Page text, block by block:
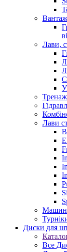
Лави,
Лави
Диски для
Все